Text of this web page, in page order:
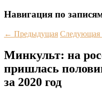
Навигация по
← Предыдущая Следующая
Минкульт: на
пришлась
за 2020 год